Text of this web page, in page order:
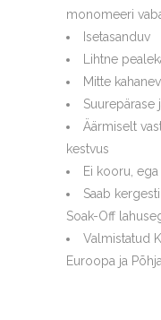
monomeeri
Isetasanduv
Lihtne
Mitte kahanev
Suurepärase
Äärmiselt
kestvus
Ei kooru,
Saab
Soak-Off
Valmistatud
Euroopa ja